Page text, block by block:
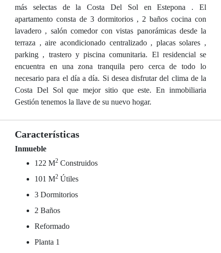
más selectas de la Costa Del Sol en Estepona . El
apartamento consta de 3 dormitorios , 2 baños cocina con
lavadero , salón comedor con vistas panorámicas desde la
terraza , aire acondicionado centralizado , placas solares ,
parking , trastero y piscina comunitaria. El residencial se
encuentra en una zona tranquila pero cerca de todo lo
necesario para el día a día. Si desea disfrutar del clima de la
Costa Del Sol que mejor sitio que este. En inmobiliaria
Gestión tenemos la llave de su nuevo hogar.
Características
Inmueble
122 M2 Construidos
101 M2 Útiles
3 Dormitorios
2 Baños
Reformado
Planta 1